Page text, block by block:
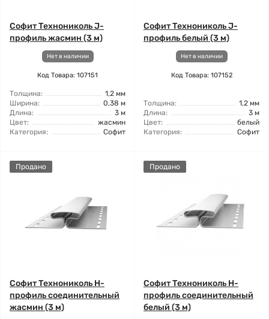
Софит Технониколь J-
профиль жасмин (3 м)
Нет в наличии
Код Товара: 107151
Толщина:
1,2 мм
Ширина:
0,38 м
Длина:
3 м
Цвет:
жасмин
Категория:
Софит
Софит Технониколь J-
профиль белый (3 м)
Нет в наличии
Код Товара: 107152
Толщина:
1,2 мм
Длина:
3 м
Цвет:
белый
Категория:
Софит
Продано
Софит Технониколь H-
профиль соединительный
жасмин (3 м)
Продано
Софит Технониколь H-
профиль соединительный
белый (3 м)